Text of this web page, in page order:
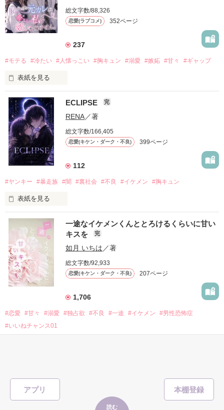
アプリ
読む
総文字数/88,326
恋愛(ラブコメ) 352ページ
237
#モテる #冷たい #人懐っこい #胸キュン #溺愛 #嫉妬 #甘々 #ギャップ
表紙を見る
「好きだったから、別れを選んだ。」
モテる人を好きになるのが怖かった。
だから私は、中学時代に大好きだった彼を自分から振った。
もう会うことはないと思っていたのに、
高校生になって再会した彼は、隣の学校で”王子様”と呼ばれる
他の女の子には冷たいのに
私にだけ昔と変わらない笑顔を向けてくる。
「澪ちゃん。」
それは止まっていた恋が再び動き始める合図──。
✨.ﾟ･*..☆.｡.:*✨.☆.｡.:. *:ﾟ✨.ﾟ･*..☆.｡.:*✨
冴木澪-SaekiMio
×
✨.ﾟ･*..☆.｡.:*✨.☆.｡.:. *:ﾟ✨.ﾟ･*..☆.｡.:*✨
ECLIPSE 完
RENA／著
総文字数/166,405
恋愛(キケン・ダーク・不良) 399ページ
112
#ヤンキー #暴走族 #闇 #裏社会 #不良 #イケメン #胸キュン
表紙を見る
表紙画像はAIです
作品を読む
一途なイケメンくんととろけるくらいに甘い
キスを
完
如月 いちは ／著
総文字数/92,933
恋愛(キケン・ダーク・不良) 207ページ
1,706
#恋愛 #甘々 #溺愛 #独占欲 #不良 #一途 #イケメン
#男性恐怖症
#いいねチャンス01
「瑠莉に一目惚れしたんだよ……悪いかよ」